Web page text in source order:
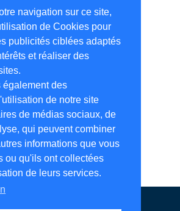
navigation sur ce site,
de Cookies pour
publicités ciblées adaptés
et réaliser des
également des
de notre site
de médias sociaux, de
qui peuvent combiner
informations que vous
ou qu'ils ont collectées
de leurs services.